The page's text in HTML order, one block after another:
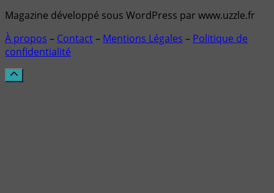
Magazine développé sous WordPress par www.uzzle.fr
À propos – Contact– Mentions Légales – Politique de
confidentialité